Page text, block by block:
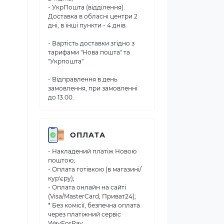
- УкрПошта (відділення).
Доставка в обласні центри 2
дні, в інші пункти - 4 днів.
- Вартість доставки згідно з
тарифами "Нова пошта" та
"Укрпошта"
- Відправлення в день
замовлення, при замовленні
до 13.00.
ОПЛАТА
- Накладений платіж Новою
поштою;
- Оплата готівкою (в магазині/
кур'єру);
- Оплата онлайн на сайті
(Visa/MasterCard, Приват24);
* Без комісії, безпечна оплата
через платіжний сервіс